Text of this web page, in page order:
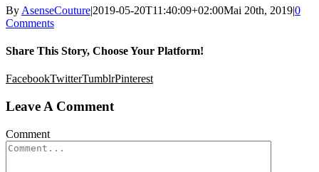
By AsenseCouture|2019-05-20T11:40:09+02:00Mai 20th, 2019|0
Comments
Share This Story, Choose Your Platform!
FacebookTwitterTumblrPinterest
Leave A Comment
Comment